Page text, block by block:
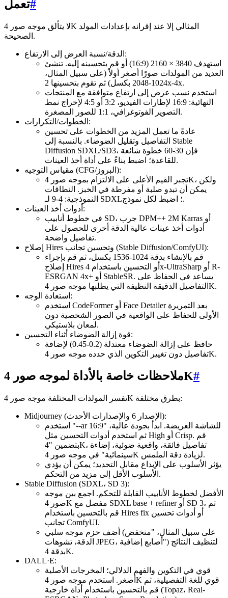
تعمل#
لا يتألق موجه صور 4K المثالي إلا عند إقرانه بإعدادات المولد
الصحيحة.
الدقة/نسبة العرض إلى الارتفاع:
استهدف 3840 × 2160 (16:9) أو قم بتحسينه إليه. تنشئ
العديد من المولدات صورًا أصغر أولاً (على سبيل المثال،
1024-2048 بكسل) ثم تقوم بتحسينها 2x-4x.
استخدم نسب عرض إلى ارتفاع متوافقة مع المنتجات
النهائية: 16:9 لإطارات الفيديو، 3:2 أو 4:5 لإخراج نمط
التصوير الفوتوغرافي، 1:1 للصور المصغرة.
الخطوات/التكرارات:
عادةً ما تعمل المزيد من الخطوات على تحسين
التفاصيل وتقليل الضوضاء. بالنسبة إلى Stable
Diffusion SDXL/SD3، فإن 30-60 خطوة شائعة
للقاعدة؛ اضبط بناءً على أداة أخذ العينات.
مقياس التوجيه (CFG/البروز):
تجبر القيم الأعلى على الالتزام بموجه صور 4K، ولكن
يمكن أن تبدو صلبة أو مفرطة في الخبز. النطاقات
النموذجية: 4-9 لـ SDXL؛ اضبط لكل نموذج.
أدوات أخذ العينات:
في خطوط أنابيب SD، جرب DPM++ 2M Karras أو
أدوات أخذ عينات عالية الدقة أخرى للحصول على
تفاصيل واضحة.
إصلاح Hires وتحسين تجانب (Stable Diffusion/ComfyUI):
قم بالإنشاء بدقة 1024-1536 بكسل، ثم قم بإجراء
إصلاح Hires أو التحسين باستخدام 4x-UltraSharp أو R-
ESRGAN 4x+ أو StableSR. يساعد في الحفاظ على
التفاصيل الدقيقة النظيفة التي يطلبها موجه صور 4K.
استعادة الوجه:
استخدم CodeFormer أو Face Detailer بعد التمريرة
الأولى للحفاظ على الواقعية في الصور الشخصية دون
لمعان بلاستيكي.
قوة إزالة الضوضاء أثناء التحسين:
حافظ على إزالة الضوضاء معتدلة (0.2-0.45) لإضافة
تفاصيل دون تغيير التكوين الذي حدده موجه صور 4K.
ملاحظات خاصة بالأداة لموجه صور 4K#
تفسر المولدات المختلفة موجه صور 4K بطرق مختلفة:
Midjourney (الإصدار 6 والإصدارات الأحدث):
استخدم "--ar 16:9" للشاشة العريضة. ابدأ بجودة عالية،
ثم استخدم أدوات التحسين مثل High أو Crisp. قم
بتضمين "4K، تفاصيل فائقة، واقعية ضوئية، إضاءة
سينمائية" في موجه صور 4K لزيادة دقة الملمس.
يؤثر الأسلوب على الإبداع مقابل التحديد؛ يمكن أن يؤدي
الأسلوب الأقل إلى مزيد من التحكم.
Stable Diffusion (SDXL، SD 3):
الأفضل لخطوط الأنابيب القابلة للتحكم. اجمع بين موجه
صور 4K مفصل مع SDXL base + refiner أو SD 3، ثم
قم بالتحسين باستخدام Hires fix أو أدوات تحسين
تجانب ComfyUI.
أضف حزم موجه سلبي (على سبيل المثال، "منخفض
الدقة، تشوهات JPEG، أصابع إضافية") لتنظيف النتائج
بدقة 4K.
DALL·E:
قوي في التكوين والفهم الدلالي؛ المخرجات الأصلية
أصغر. استخدم موجه صور 4K قوي للغة التفصيلية، ثم
قم بالتحسين باستخدام أداة خارجية (Topaz، Real-